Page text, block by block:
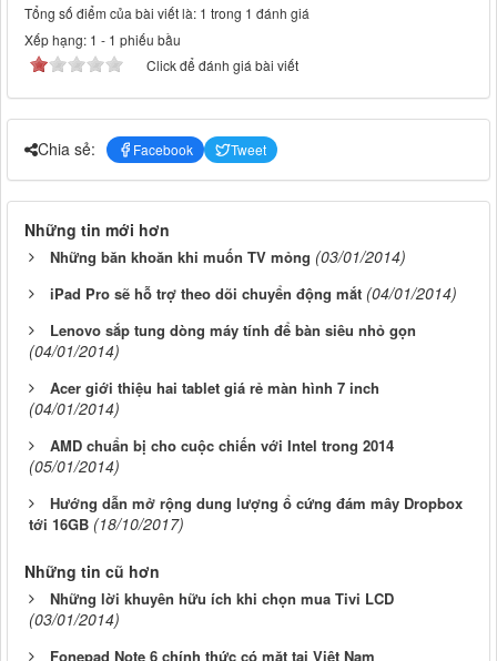
Tổng số điểm của bài viết là: 1 trong 1 đánh giá
Xếp hạng: 1 - 1 phiếu bầu
Click để đánh giá bài viết
Chia sẻ: Facebook Tweet
Những tin mới hơn
Những băn khoăn khi muốn TV mỏng (03/01/2014)
iPad Pro sẽ hỗ trợ theo dõi chuyển động mắt (04/01/2014)
Lenovo sắp tung dòng máy tính để bàn siêu nhỏ gọn
(04/01/2014)
Acer giới thiệu hai tablet giá rẻ màn hình 7 inch
(04/01/2014)
AMD chuẩn bị cho cuộc chiến với Intel trong 2014
(05/01/2014)
Hướng dẫn mở rộng dung lượng ổ cứng đám mây Dropbox
tới 16GB (18/10/2017)
Những tin cũ hơn
Những lời khuyên hữu ích khi chọn mua Tivi LCD
(03/01/2014)
Fonepad Note 6 chính thức có mặt tại Việt Nam